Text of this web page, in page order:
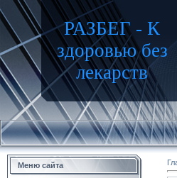
РАЗБЕГ - К
здоровью без
лекарств
Меню сайта